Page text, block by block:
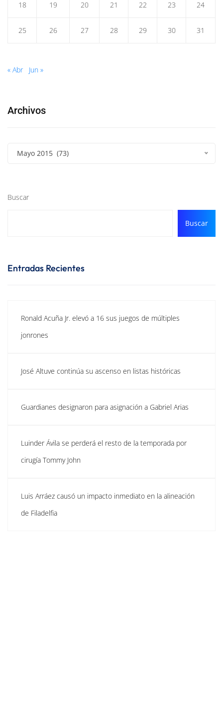
18 19 20 21 22 23 24
25 26 27 28 29 30 31
« Abr Jun »
Archivos
Mayo 2015 (73)
Buscar
Buscar
Entradas Recientes
Ronald Acuña Jr. elevó a 16 sus juegos de múltiples
jonrones
José Altuve continúa su ascenso en listas históricas
Guardianes designaron para asignación a Gabriel Arias
Luinder Ávila se perderá el resto de la temporada por
cirugía Tommy John
Luis Arráez causó un impacto inmediato en la alineación
de Filadelfia